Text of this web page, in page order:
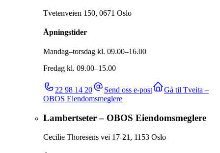
Tvetenveien 150, 0671 Oslo
Åpningstider
Mandag–torsdag kl. 09.00–16.00
Fredag kl. 09.00–15.00
22 98 14 20 Send oss e-post Gå til Tveita –
OBOS Eiendomsmeglere
Lambertseter – OBOS Eiendomsmeglere
Cecilie Thoresens vei 17-21 , 1153 Oslo